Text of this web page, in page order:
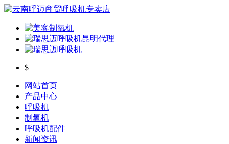
$
网站首页
产品中心
呼吸机
制氧机
呼吸机配件
新闻资讯